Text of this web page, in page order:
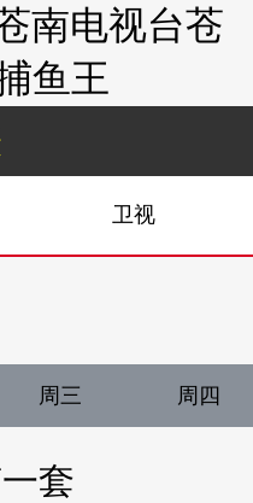
南电视台苍
鱼王
卫视
周三 周四
套